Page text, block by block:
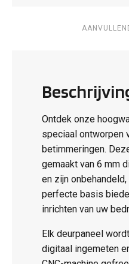
Ontdek onze
speciaal ontworpen
betimmeringen.
gemaakt van 6 mm
en zijn
perfecte basis
inrichten van uw
Elk deurpaneel
digitaal ingemeten